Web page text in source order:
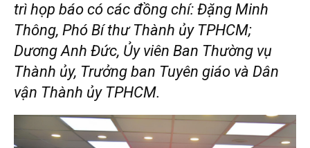
trì họp báo có các đồng chí: Đặng Minh
Thông, Phó Bí thư Thành ủy TPHCM;
Dương Anh Đức, Ủy viên Ban Thường vụ
Thành ủy, Trưởng ban Tuyên giáo và Dân
vận Thành ủy TPHCM.